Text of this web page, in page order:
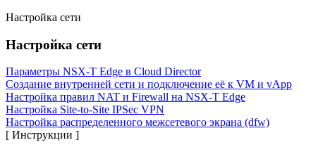
Настройка сети
Настройка сети
Параметры NSX-T Edge в Cloud Director
Создание внутренней сети и подключение её к VM и vApp
Настройка правил NAT и Firewall на NSX-T Edge
Настройка Site-to-Site IPSec VPN
Настройка распределенного межсетевого экрана (dfw)
[ Инструкции ]